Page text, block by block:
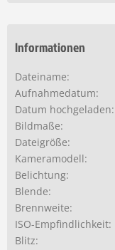
Informationen
Dateiname
Aufnahmedatum
Datum hochgeladen
Bildmaße
Dateigröße
Kameramodell
Belichtung
Blende
Brennweite
ISO-Empfindlichkeit
Blitz